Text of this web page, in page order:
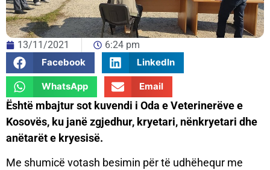
13/11/2021
6:24 pm
Facebook
LinkedIn
WhatsApp Email
Është mbajtur sot kuvendi i Oda e Veterinerëve e
Kosovës, ku janë zgjedhur, kryetari, nënkryetari dhe
anëtarët e kryesisë.
Me shumicë votash besimin për të udhëhequr me